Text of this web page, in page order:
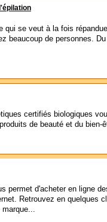
qui se veut à la fois
beaucoup de personnes.
certifiés biologiques
de beauté et du bien-
permet d'acheter en ligne
Retrouvez en quelques
marque...